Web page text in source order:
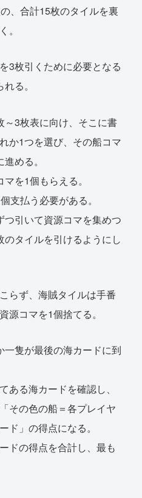
、合計15枚のタイルを裏
。
3枚引くために必要となる
る。
～3枚表に向け、そこに書
か1つを選び、その船コマ
める。
を1個もらえる。
支払う必要がある。
つ引いて資源コマを集めつ
タイルを引けるようにし
らず、海賊タイルは手番
源コマを1個捨てる。
隻が最後の海カードに到
ある海カードを確認し、
その色の船＝各プレイヤ
ド」の得点になる。
ドの得点を合計し、最も